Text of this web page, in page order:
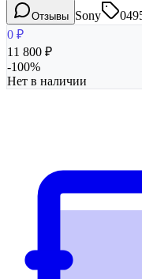
Отзывы Sony
0 ₽
11 800 ₽
-100%
Нет в наличии